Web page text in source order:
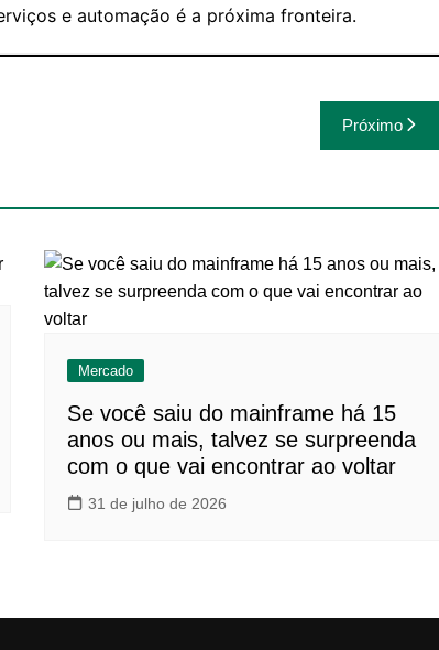
e automação é a próxima fronteira.
Próximo
Mercado
Se você saiu do mainframe há 15
anos ou mais, talvez se surpreenda
com o que vai encontrar ao voltar
31 de julho de 2026